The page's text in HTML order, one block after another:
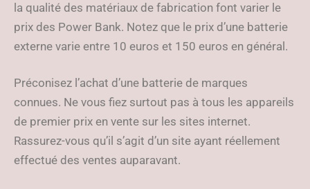
la qualité des matériaux de fabrication font varier le
prix des Power Bank. Notez que le prix d’une batterie
externe varie entre 10 euros et 150 euros en général.
Préconisez l’achat d’une batterie de marques
connues. Ne vous fiez surtout pas à tous les appareils
de premier prix en vente sur les sites internet.
Rassurez-vous qu’il s’agit d’un site ayant réellement
effectué des ventes auparavant.